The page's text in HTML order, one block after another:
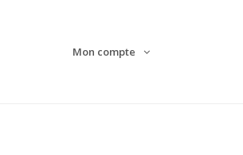
Mon compte